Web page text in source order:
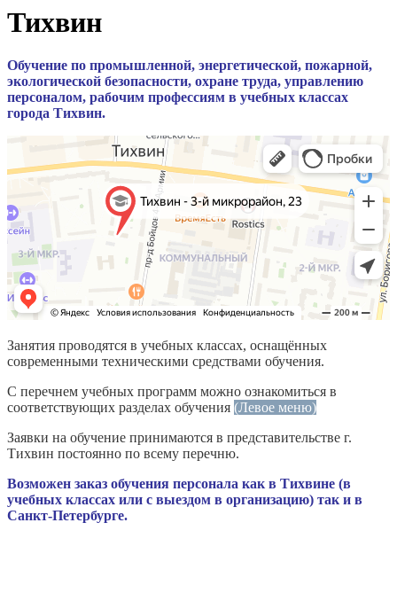
Тихвин
Обучение по промышленной, энергетической, пожарной,
экологической безопасности, охране труда, управлению
персоналом, рабочим профессиям в учебных классах
города Тихвин.
Занятия проводятся в учебных классах, оснащённых
современными техническими средствами обучения.
С перечнем учебных программ можно ознакомиться в
соответствующих разделах обучения (Левое меню)
Заявки на обучение принимаются в представительстве г.
Тихвин постоянно по всему перечню.
Возможен заказ обучения персонала как в Тихвине (в
учебных классах или с выездом в организацию) так и в
Санкт-Петербурге.